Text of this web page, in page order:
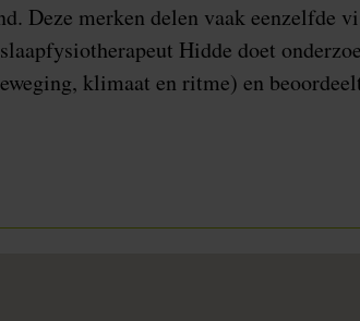
Deze merken delen vaak eenzelfde
Hidde doet
klimaat en ritme) en